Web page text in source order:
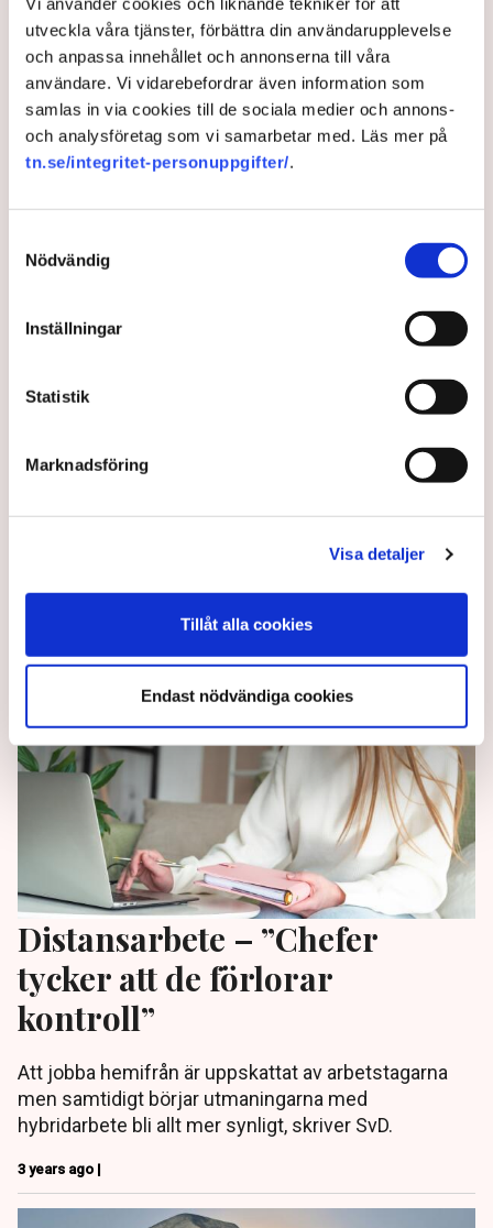
utveckla våra tjänster, förbättra din användarupplevelse
och anpassa innehållet och annonserna till våra
användare. Vi vidarebefordrar även information som
samlas in via cookies till de sociala medier och annons-
och analysföretag som vi samarbetar med. Läs mer på
tn.se/integritet-personuppgifter/.
Nödvändig
Inställningar
Statistik
Marknadsföring
Visa detaljer
Tillåt alla cookies
Endast nödvändiga cookies
2024 i Paris. Istället satsar stjärnkocken på en
innovativ fransk croissant med sniglar, skriver GP.
2 years ago | Av: Gabriel Cardona Cervantes
Näringslivet välkomnar OS-
2030. Ett besked som välkomnas av både Svenskt
Distansarbete – ”Chefer
tycker att de förlorar
kontroll”
Att jobba hemifrån är uppskattat av arbetstagarna
men samtidigt börjar utmaningarna med
hybridarbete bli allt mer synligt, skriver SvD.
3 years ago |